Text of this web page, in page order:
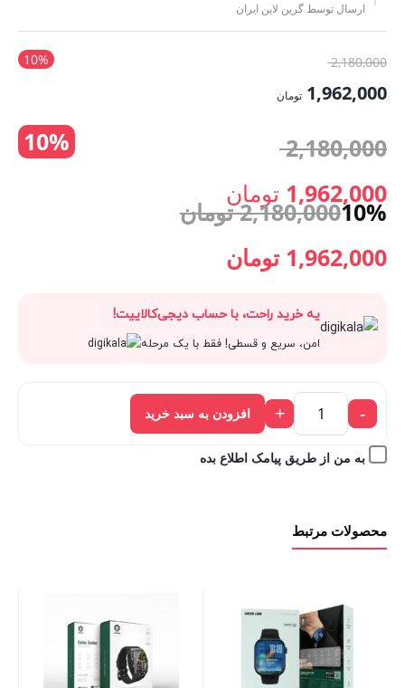
ارسال توسط گرین لاین ایران
10% 2,180,000قیمت
اصلی:
بود.
1,962,000 تومان
فعلی:
10% 2,180,000
اصلی: 1,962,000 تومان
1,962,000 تومان.
10%
2,180,000 تومان
قیمت
2,180,000 تومان
بود.
1,962,000 تومان
فعلی:
1,962,000 تومان.
یه خرید راحت، با حساب دیجی‌کالاییت!
امن، سریع و قسطی! فقط با یک مرحله
-
+ افزودن به سبد خرید
به من از طریق پیامک اطلاع بده
محصولات مرتبط